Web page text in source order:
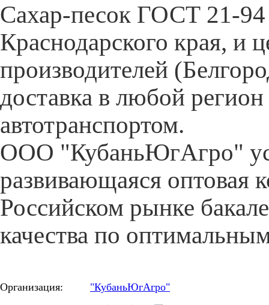
Cахар-песок ГОСТ 21-94
Краснодарского края, и
производителей
доставка в любой
автотранспортом.
ООО "КубаньЮгАгро"
развивающаяся оптовая
Российском рынке
качества по
Организация:
"КубаньЮгАгро"